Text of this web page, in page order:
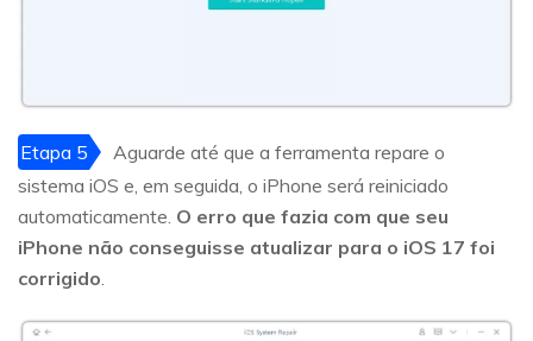
Etapa 5
Aguarde até que a ferramenta repare o
sistema iOS e, em seguida, o iPhone será reiniciado
automaticamente. O erro que fazia com que seu
iPhone não conseguisse atualizar para o iOS 17 foi
corrigido.